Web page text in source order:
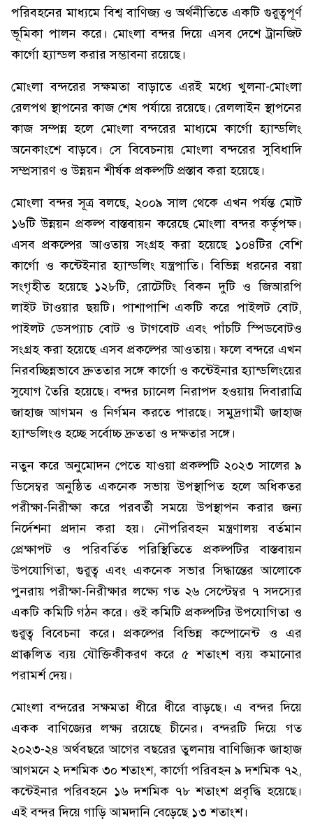
পরিবহনের মাধ্যমে বিশ্ব বাণিজ্য ও অর্থনীতিতে একটি গুরুত্বপূর্ণ
ভূমিকা পালন করে। মোংলা বন্দর দিয়ে এসব দেশে ট্রানজিট
কার্গো হ্যান্ডল করার সম্ভাবনা রয়েছে।
মোংলা বন্দরের সক্ষমতা বাড়াতে এরই মধ্যে খুলনা-মোংলা
রেলপথ স্থাপনের কাজ শেষ পর্যায়ে রয়েছে। রেললাইন স্থাপনের
কাজ সম্পন্ন হলে মোংলা বন্দরের মাধ্যমে কার্গো হ্যান্ডলিং
অনেকাংশে বাড়বে। সে বিবেচনায় মোংলা বন্দরের সুবিধাদি
সম্প্রসারণ ও উন্নয়ন শীর্ষক প্রকল্পটি প্রস্তাব করা হয়েছে।
মোংলা বন্দর সূত্র বলছে, ২০০৯ সাল থেকে এখন পর্যন্ত মোট
১৬টি উন্নয়ন প্রকল্প বাস্তবায়ন করেছে মোংলা বন্দর কর্তৃপক্ষ।
এসব প্রকল্পের আওতায় সংগ্রহ করা হয়েছে ১০৪টির বেশি
কার্গো ও কন্টেইনার হ্যান্ডলিং যন্ত্রপাতি। বিভিন্ন ধরনের বয়া
সংগৃহীত হয়েছে ১২৮টি, রোটেটিং বিকন দুটি ও জিআরপি
লাইট টাওয়ার ছয়টি। পাশাপাশি একটি করে পাইলট বোট,
পাইলট ডেসপ্যাচ বোট ও টাগবোট এবং পাঁচটি স্পিডবোটও
সংগ্রহ করা হয়েছে এসব প্রকল্পের আওতায়। ফলে বন্দরে এখন
নিরবচ্ছিন্নভাবে দ্রুততার সঙ্গে কার্গো ও কন্টেইনার হ্যান্ডলিংয়ের
সুযোগ তৈরি হয়েছে। বন্দর চ্যানেল নিরাপদ হওয়ায় দিবারাত্রি
জাহাজ আগমন ও নির্গমন করতে পারছে। সমুদ্রগামী জাহাজ
হ্যান্ডলিংও হচ্ছে সর্বোচ্চ দ্রুততা ও দক্ষতার সঙ্গে।
নতুন করে অনুমোদন পেতে যাওয়া প্রকল্পটি ২০২৩ সালের ৯
ডিসেম্বর অনুষ্ঠিত একনেক সভায় উপস্থাপিত হলে অধিকতর
পরীক্ষা-নিরীক্ষা করে পরবর্তী সময়ে উপস্থাপন করার জন্য
নির্দেশনা প্রদান করা হয়। নৌপরিবহন মন্ত্রণালয় বর্তমান
প্রেক্ষাপট ও পরিবর্তিত পরিস্থিতিতে প্রকল্পটির বাস্তবায়ন
উপযোগিতা, গুরুত্ব এবং একনেক সভার সিদ্ধান্তের আলোকে
পুনরায় পরীক্ষা-নিরীক্ষার লক্ষ্যে গত ২৬ সেপ্টেম্বর ৭ সদস্যের
একটি কমিটি গঠন করে। ওই কমিটি প্রকল্পটির উপযোগিতা ও
গুরুত্ব বিবেচনা করে। প্রকল্পের বিভিন্ন কম্পোনেন্ট ও এর
প্রাক্কলিত ব্যয় যৌক্তিকীকরণ করে ৫ শতাংশ ব্যয় কমানোর
পরামর্শ দেয়।
মোংলা বন্দরের সক্ষমতা ধীরে ধীরে বাড়ছে। এ বন্দর দিয়ে
একক বাণিজ্যের লক্ষ্য রয়েছে চীনের। বন্দরটি দিয়ে গত
২০২৩-২৪ অর্থবছরে আগের বছরের তুলনায় বাণিজ্যিক জাহাজ
আগমনে ২ দশমিক ৩০ শতাংশ, কার্গো পরিবহন ৯ দশমিক ৭২,
কন্টেইনার পরিবহনে ১৬ দশমিক ৭৮ শতাংশ প্রবৃদ্ধি হয়েছে।
এই বন্দর দিয়ে গাড়ি আমদানি বেড়েছে ১৩ শতাংশ।